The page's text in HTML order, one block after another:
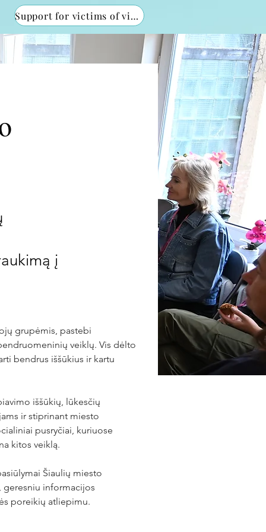
Support for victims of violence
į
grupėmis, pastebi
veiklų. Vis dėlto
bendrus iššūkius ir kartu
iššūkių, lūkesčių
ir stiprinant miesto
pusryčiai, kuriuose
kitos veiklą.
Šiaulių miesto
geresniu informacijos
poreikių atliepimu.